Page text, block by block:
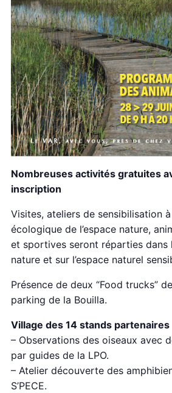
Nombreuses activités gratuites
inscription
Visites, ateliers de sensibilisation
écologique de l’espace nature,
et sportives seront réparties dans
nature et sur l’espace naturel
Présence de deux “Food trucks”
parking de la Bouilla.
Village des 14 stands partenaires
– Observations des oiseaux avec
par guides de la LPO.
– Atelier découverte des
S’PECE.